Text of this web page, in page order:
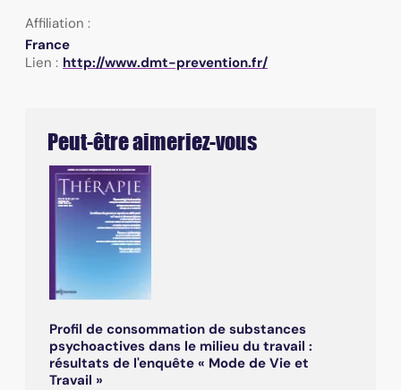
Affiliation :
France
Lien : http://www.dmt-prevention.fr/
Peut-être aimeriez-vous
Profil de consommation de substances
psychoactives dans le milieu du travail :
résultats de l'enquête « Mode de Vie et
Travail »